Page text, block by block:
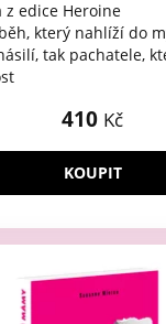
z edice Heroine
který nahlíží do
tak pachatele,
410 Kč
KOUPIT